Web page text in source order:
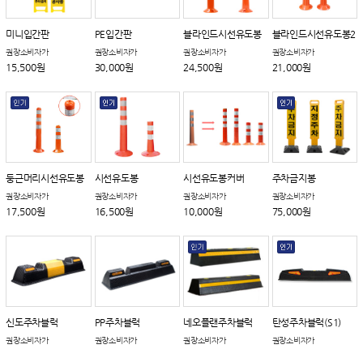
미니입간판
권장소비자가
15,500원
PE입간판
권장소비자가
30,000원
블라인드시선유도봉
권장소비자가
24,500원
블라인드시선유도봉2
권장소비자가
21,000원
둥근머리시선유도봉
권장소비자가
17,500원
시선유도봉
권장소비자가
16,500원
시선유도봉커버
권장소비자가
10,000원
주차금지봉
권장소비자가
75,000원
신도주차블럭
권장소비자가
PP주차블럭
권장소비자가
네오플랜주차블럭
권장소비자가
탄성주차블럭(S1)
권장소비자가